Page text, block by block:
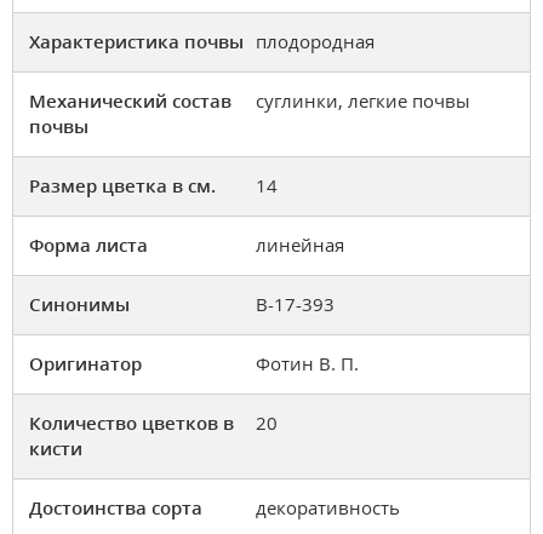
Характеристика почвы плодородная
Механический состав
почвы
суглинки, легкие почвы
Размер цветка в см. 14
Форма листа линейная
Синонимы В-17-393
Оригинатор Фотин В. П.
Количество цветков в
кисти
20
Достоинства сорта декоративность